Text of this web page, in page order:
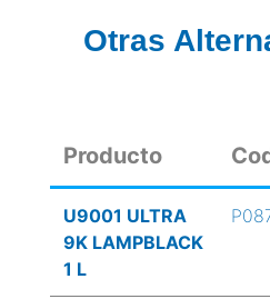
Otras
Producto
U9001 ULTRA
9K LAMPBLACK
1 L